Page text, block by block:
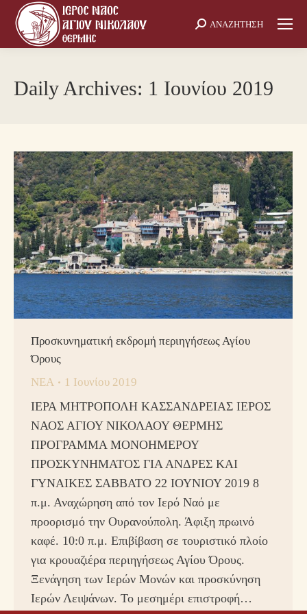
Search:
ΑΝΑΖΗΤΗΣΗ
Daily Archives: 1 Ιουνίου 2019
Προσκυνηματική εκδρομή περιηγήσεως Αγίου
Όρους
ΝΕΑ
1 Ιουνίου 2019
ΙΕΡΑ ΜΗΤΡΟΠΟΛΗ ΚΑΣΣΑΝΔΡΕΙΑΣ ΙΕΡΟΣ
ΝΑΟΣ ΑΓΙΟΥ ΝΙΚΟΛΑΟΥ ΘΕΡΜΗΣ
ΠΡΟΓΡΑΜΜΑ ΜΟΝΟΗΜΕΡΟΥ
ΠΡΟΣΚΥΝΗΜΑΤΟΣ ΓΙΑ ΑΝΔΡΕΣ ΚΑΙ
ΓΥΝΑΙΚΕΣ ΣΑΒΒΑΤΟ 22 ΙΟΥΝΙΟΥ 2019 8
π.μ. Αναχώρηση από τον Ιερό Ναό με
προορισμό την Ουρανούπολη. Άφιξη πρωινό
καφέ. 10:0 π.μ. Επιβίβαση σε τουριστικό πλοίο
για κρουαζιέρα περιηγήσεως Αγίου Όρους.
Ξενάγηση των Ιερών Μονών και προσκύνηση
Ιερών Λειψάνων. Το μεσημέρι επιστροφή…